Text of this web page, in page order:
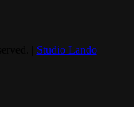
Studio Lando